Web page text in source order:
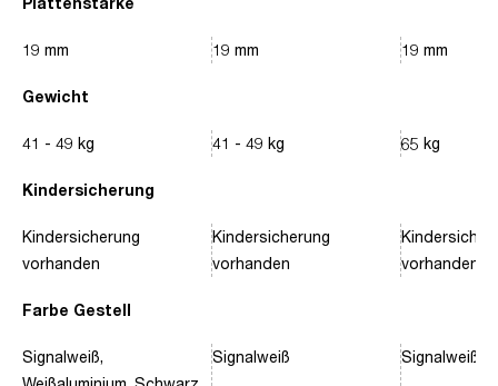
Gewicht
Kindersicherung
Farbe Gestell
19 mm
41 - 49 kg
Kindersicherung
vorhanden
Signalweiß,
19 mm
41 - 49 kg
Kindersicherung
vorhanden
Signalweiß
19 mm
65 kg
vorhanden
Signalweiß,